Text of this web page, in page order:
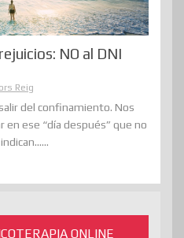
NO al DNI
Reig
del confinamiento. Nos
en ese “día después” que no
ONLINE